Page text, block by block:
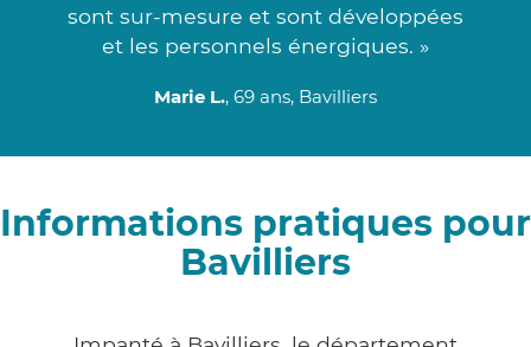
sont sur-mesure et sont développées
et les personnels énergiques. »
Marie L., 69 ans, Bavilliers
Informations pratiques pour
Bavilliers